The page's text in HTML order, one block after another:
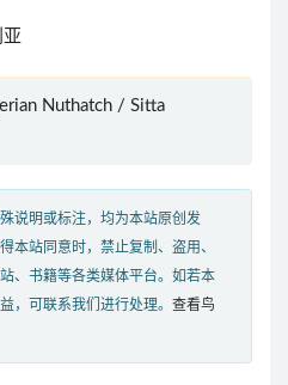
Nuthatch / Sitta
说明或标注，均为本站原创发
本站同意时，禁止复制、盗用、
、书籍等各类媒体平台。如若本
，可联系我们进行处理。 查看鸟